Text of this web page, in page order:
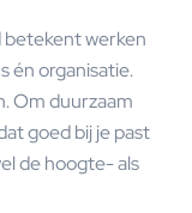
betekent werken
én organisatie.
Om duurzaam
goed bij je past
de hoogte- als